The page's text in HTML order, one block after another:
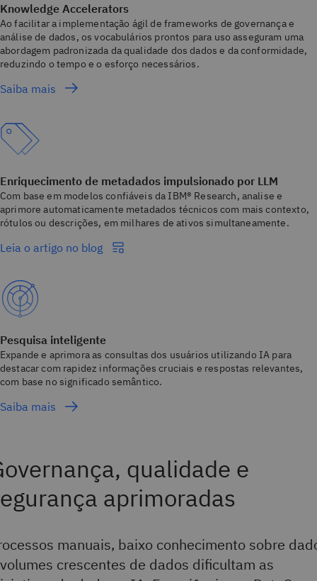
Knowledge Accelerators
Ao facilitar a implementação ágil de frameworks de governança e
análise de dados, os vocabulários prontos para uso asseguram uma
abordagem padronizada da qualidade dos dados e da conformidade,
reduzindo o tempo e o esforço necessários.
Saiba mais
Enriquecimento de metadados impulsionado por LLM
Com base em modelos confiáveis da IBM® Research, analise e
aprimore automaticamente metadados técnicos com mais contexto,
rótulos ou descrições, em milhares de ativos simultaneamente.
Leia o artigo no blog
Pesquisa inteligente
Expande e aprimora as consultas dos usuários utilizando IA para
destacar com rapidez informações cruciais e respostas relevantes,
com base no significado semântico.
Saiba mais
qualidade e
aprimoradas
manuais, baixo conhecimento sobre
crescentes de dados dificultam as